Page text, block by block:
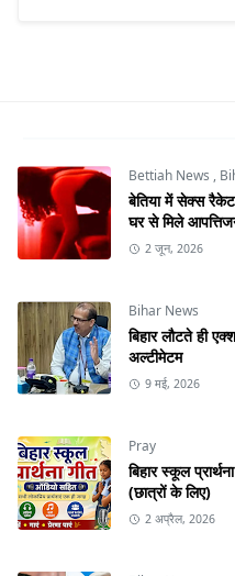
Bettiah News ,
बेतिया में सेक्स
घर से मिले
2 जून, 2026
Bihar News
बिहार लौटते ही
अल्टीमेटम
9 मई, 2026
Pray
बिहार स्कूल
(छात्रों के लिए)
2 अप्रैल, 2026